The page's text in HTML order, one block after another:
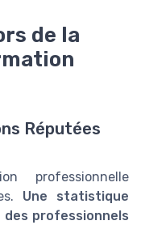
de la
Réputées
professionnelle
Une statistique
professionnels